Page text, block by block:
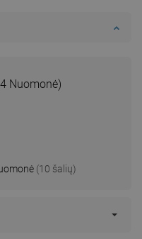
Nuomonė)
(10 šalių)